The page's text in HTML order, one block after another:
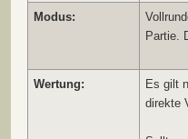
Modus:
Partie.
Wertung:
Es gilt
direkte